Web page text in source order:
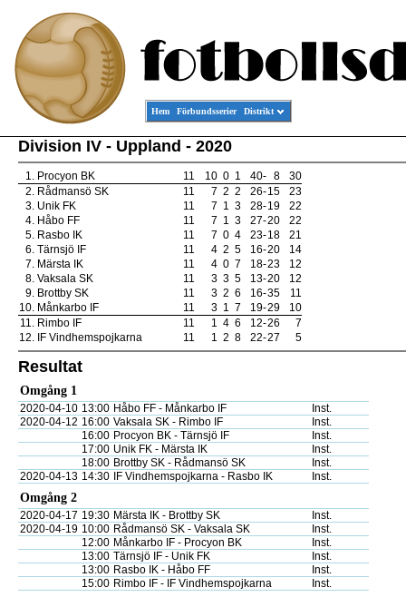
Hem Förbundsserier Distrikt
Division IV - Uppland - 2020
1. Procyon BK 11 10 0 1 40- 8
30
2. Rådmansö SK 11 7 2 2 26-15
23
3. Unik FK 11 7 1 3 28-19
22
4. Håbo FF 11 7 1 3 27-20
22
5. Rasbo IK 11 7 0 4 23-18
21
6. Tärnsjö IF 11 4 2 5 16-20
14
7. Märsta IK 11 4 0 7 18-23
12
8. Vaksala SK 11 3 3 5 13-20
12
9. Brottby SK 11 3 2 6 16-35
11
10. Månkarbo IF 11 3 1 7 19-29
10
11. Rimbo IF 11 1 4 6 12-26
7
12. IF Vindhemspojkarna 11 1 2 8 22-27 5
Resultat
Omgång 1
2020-04-10 13:00 Håbo FF - Månkarbo IF
Inst.
2020-04-12 16:00 Vaksala SK - Rimbo IF
Inst.
16:00 Procyon BK - Tärnsjö IF
Inst.
17:00 Unik FK - Märsta IK
Inst.
18:00 Brottby SK - Rådmansö SK
Inst.
2020-04-13 14:30 IF Vindhemspojkarna - Rasbo IK Inst.
Omgång 2
2020-04-17 19:30 Märsta IK - Brottby SK
Inst.
2020-04-19 10:00 Rådmansö SK - Vaksala SK
Inst.
12:00 Månkarbo IF - Procyon BK
Inst.
13:00 Tärnsjö IF - Unik FK
Inst.
13:00 Rasbo IK - Håbo FF
Inst.
15:00 Rimbo IF - IF Vindhemspojkarna Inst.